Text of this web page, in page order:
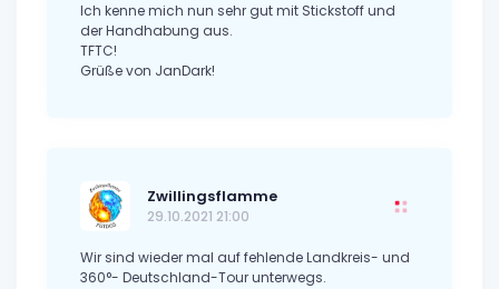
Ich kenne mich nun sehr gut mit Stickstoff und
der Handhabung aus.
TFTC!
Grüße von JanDark!
Zwillingsflamme
29.10.2021 21:00
Wir sind wieder mal auf fehlende Landkreis- und
360°- Deutschland-Tour unterwegs.